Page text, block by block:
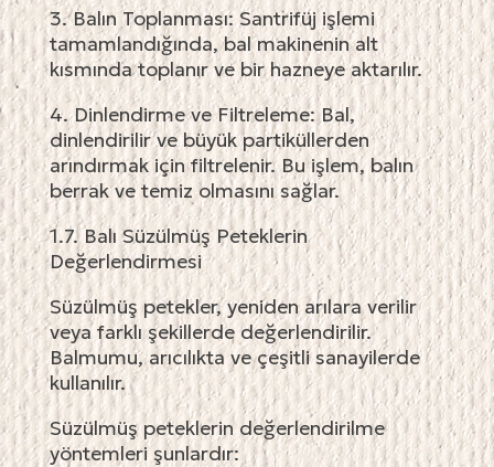
3. Balın Toplanması: Santrifüj işlemi
tamamlandığında, bal makinenin alt
kısmında toplanır ve bir hazneye aktarılır.
4. Dinlendirme ve Filtreleme: Bal,
dinlendirilir ve büyük partiküllerden
arındırmak için filtrelenir. Bu işlem, balın
berrak ve temiz olmasını sağlar.
1.7. Balı Süzülmüş Peteklerin
Değerlendirmesi
Süzülmüş petekler, yeniden arılara verilir
veya farklı şekillerde değerlendirilir.
Balmumu, arıcılıkta ve çeşitli sanayilerde
kullanılır.
Süzülmüş peteklerin değerlendirilme
yöntemleri şunlardır: